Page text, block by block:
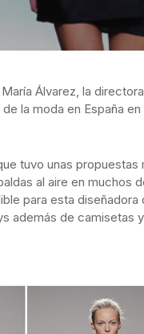
Álvarez, la
la moda en España
tuvo unas
al aire en muchos
para esta
además de camisetas